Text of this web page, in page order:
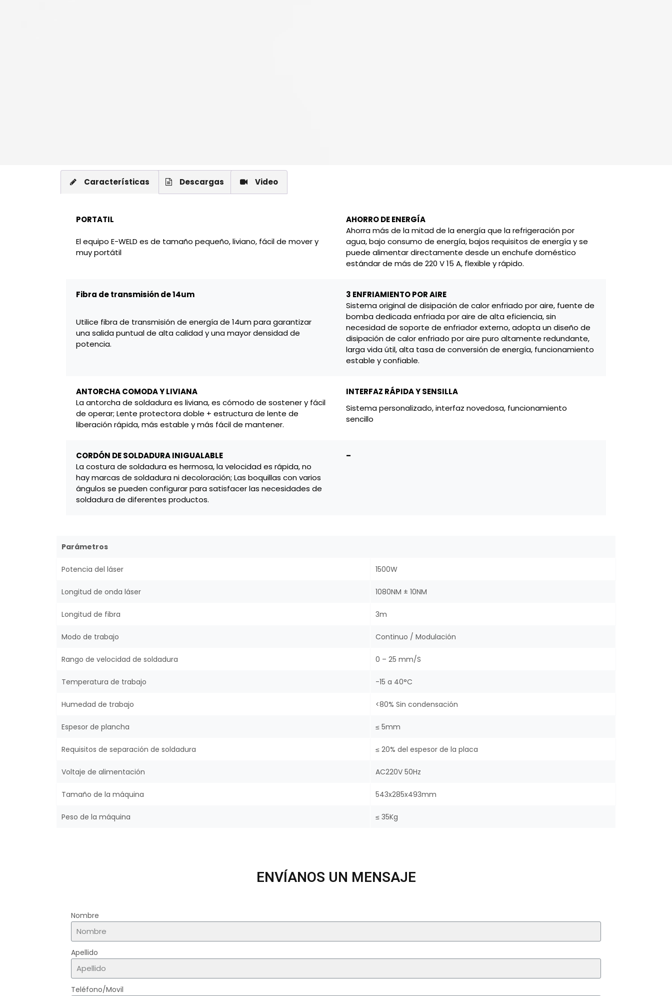
Características Descargas Video
PORTATIL
El equipo E-WELD es de tamaño pequeño, liviano, fácil de mover y
muy portátil
AHORRO DE ENERGÍA
Ahorra más de la mitad de la energía que la refrigeración por
agua, bajo consumo de energía, bajos requisitos de energía y se
puede alimentar directamente desde un enchufe doméstico
estándar de más de 220 V 15 A, flexible y rápido.
Fibra de transmisión de 14um
Utilice fibra de transmisión de energía de 14um para garantizar
una salida puntual de alta calidad y una mayor densidad de
potencia.
3 ENFRIAMIENTO POR AIRE
Sistema original de disipación de calor enfriado por aire, fuente de
bomba dedicada enfriada por aire de alta eficiencia, sin
necesidad de soporte de enfriador externo, adopta un diseño de
disipación de calor enfriado por aire puro altamente redundante,
larga vida útil, alta tasa de conversión de energía, funcionamiento
estable y confiable.
ANTORCHA COMODA Y LIVIANA
La antorcha de soldadura es liviana, es cómodo de sostener y fácil
de operar; Lente protectora doble + estructura de lente de
liberación rápida, más estable y más fácil de mantener.
INTERFAZ RÁPIDA Y SENSILLA
Sistema personalizado, interfaz novedosa, funcionamiento
sencillo
CORDÓN DE SOLDADURA INIGUALABLE
La costura de soldadura es hermosa, la velocidad es rápida, no
hay marcas de soldadura ni decoloración; Las boquillas con varios
ángulos se pueden configurar para satisfacer las necesidades de
soldadura de diferentes productos.
–
Parámetros
Potencia del láser 1500W
Longitud de onda láser 1080NM ± 10NM
Longitud de fibra 3m
Modo de trabajo Continuo / Modulación
Rango de velocidad de soldadura 0 – 25 mm/S
Temperatura de trabajo -15 a 40°C
Humedad de trabajo <80% Sin condensación
Espesor de plancha ≤ 5mm
Requisitos de separación de soldadura ≤ 20% del espesor de la placa
Voltaje de alimentación AC220V 50Hz
Tamaño de la máquina 543x285x493mm
Peso de la máquina ≤ 35Kg
ENVÍANOS UN MENSAJE
Nombre
Apellido
Teléfono/Movil